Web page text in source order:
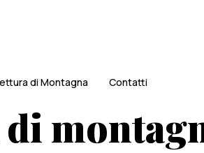
di Montagna Contatti